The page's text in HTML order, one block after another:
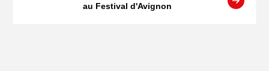
au Festival d'Avignon